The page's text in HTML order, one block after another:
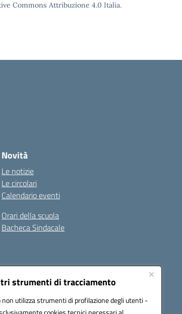
strumenti di tracciamento
utilizza strumenti di profilazione degli utenti -
Commons Attribuzione 4.0 Italia.
Novità
Le notizie
Le circolari
Calendario eventi
Orari della scuola
Bacheca Sindacale
Seguici su: